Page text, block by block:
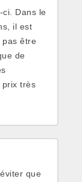
Dans le
il est
être
de
prix très
que